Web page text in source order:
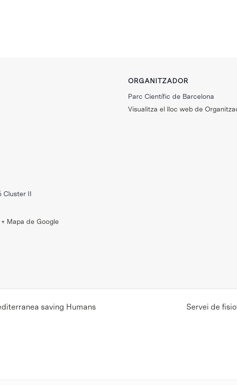
ORGANITZADOR
Parc Científic de Barcelona
Visualitza el lloc web de
Cluster II
+ Mapa de Google
saving Humans Servei de